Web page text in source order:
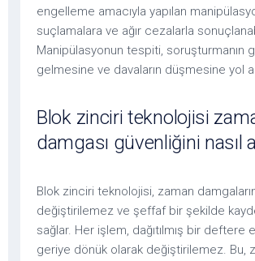
engelleme amacıyla yapılan
suçlamalara ve ağır cezalarla
Manipülasyonun tespiti, soruşturmanın
gelmesine ve davaların düşmesine yol
Blok zinciri teknolojisi
damgası güvenliğini nasıl
Blok zinciri teknolojisi, zaman
değiştirilemez ve şeffaf bir şekilde
sağlar. Her işlem, dağıtılmış bir deftere
geriye dönük olarak değiştirilemez. Bu,